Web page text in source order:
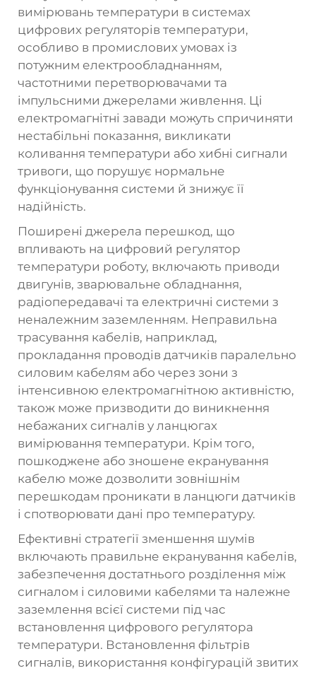
вимірювань температури в системах
цифрових регуляторів температури,
особливо в промислових умовах із
потужним електрообладнанням,
частотними перетворювачами та
імпульсними джерелами живлення. Ці
електромагнітні завади можуть спричиняти
нестабільні показання, викликати
коливання температури або хибні сигнали
тривоги, що порушує нормальне
функціонування системи й знижує її
надійність.
Поширені джерела перешкод, що
впливають на цифровий регулятор
температури роботу, включають приводи
двигунів, зварювальне обладнання,
радіопередавачі та електричні системи з
неналежним заземленням. Неправильна
трасування кабелів, наприклад,
прокладання проводів датчиків паралельно
силовим кабелям або через зони з
інтенсивною електромагнітною активністю,
також може призводити до виникнення
небажаних сигналів у ланцюгах
вимірювання температури. Крім того,
пошкоджене або зношене екранування
кабелю може дозволити зовнішнім
перешкодам проникати в ланцюги датчиків
і спотворювати дані про температуру.
Ефективні стратегії зменшення шумів
включають правильне екранування кабелів,
забезпечення достатнього розділення між
сигналом і силовими кабелями та належне
заземлення всієї системи під час
встановлення цифрового регулятора
температури. Встановлення фільтрів
сигналів, використання конфігурацій звитих